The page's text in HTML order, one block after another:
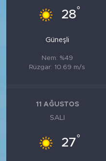
28°
Güneşli
Nem: %49
Rüzgar: 10.69 m/s
11 AĞUSTOS
SALI
27°